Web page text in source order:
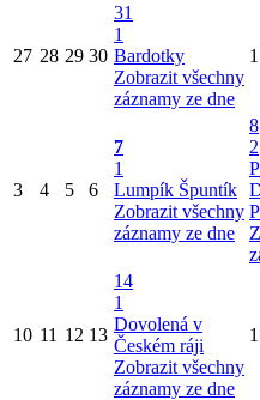
27 28 29 30
31
1
Bardotky
Zobrazit všechny
záznamy ze dne
1
3 4 5 6
7
1
Lumpík Špuntík
Zobrazit všechny
záznamy ze dne
8
2
10 11 12 13
14
1
Dovolená v
Českém ráji
Zobrazit všechny
záznamy ze dne